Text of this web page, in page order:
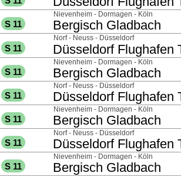
S 11 nach
Bergisch Gladbach
über
Nievenheim - Dormagen - Köln
S 11 nach
Düsseldorf Flughafen
über
Norf - Neuss - Düsseldorf
S 11 nach
Bergisch Gladbach
über
Nievenheim - Dormagen - Köln
S 11 nach
Düsseldorf Flughafen
über
Norf - Neuss - Düsseldorf
S 11 nach
Bergisch Gladbach
über
Nievenheim - Dormagen - Köln
S 11 nach
Düsseldorf Flughafen
über
Norf - Neuss - Düsseldorf
S 11 nach
Bergisch Gladbach
über
Nievenheim - Dormagen - Köln